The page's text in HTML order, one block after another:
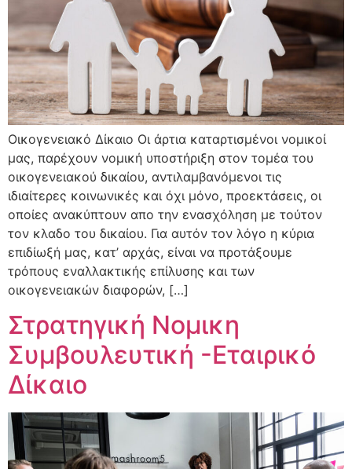
Οικογενειακό Δίκαιο Οι άρτια καταρτισμένοι νομικοί
μας, παρέχουν νομική υποστήριξη στον τομέα του
οικογενειακού δικαίου, αντιλαμβανόμενοι τις
ιδιαίτερες κοινωνικές και όχι μόνο, προεκτάσεις, οι
οποίες ανακύπτουν απο την ενασχόληση με τούτον
τον κλαδο του δικαίου. Για αυτόν τον λόγο η κύρια
επιδίωξή μας, κατ’ αρχάς, είναι να προτάξουμε
τρόπους εναλλακτικής επίλυσης και των
οικογενειακών διαφορών, […]
Στρατηγική Νομικη
Συμβουλευτική -Εταιρικό
Δίκαιο